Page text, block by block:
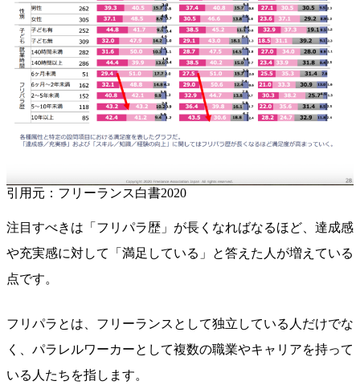
引用元：フリーランス白書2020
注目すべきは「フリパラ歴」が長くなればなるほど、達成感
や充実感に対して「満足している」と答えた人が増えている
点です。
フリパラとは、フリーランスとして独立している人だけでな
く、パラレルワーカーとして複数の職業やキャリアを持って
いる人たちを指します。